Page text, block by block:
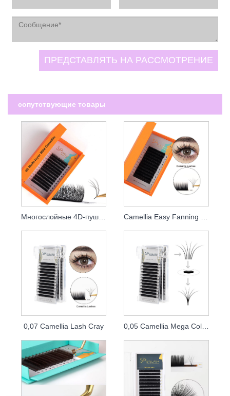
сопутствующие товары
Многослойные 4D-пушистые камеллии Wispy Lashes Extensions Camellia Easy Fanning Volume Lashes
0,07 Camellia Lash Cray 0,05 Camellia Mega Colume Beses